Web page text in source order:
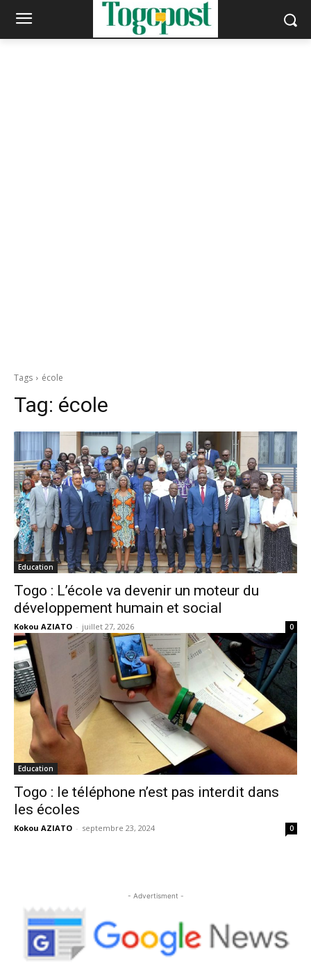
Tags école
Tag: école
Education
Togo : L’école va devenir un moteur du
développement humain et social
Kokou AZIATO - juillet 27, 2026 0
Education
Togo : le téléphone n’est pas interdit dans
les écoles
Kokou AZIATO - septembre 23, 2024 0
- Advertisment -